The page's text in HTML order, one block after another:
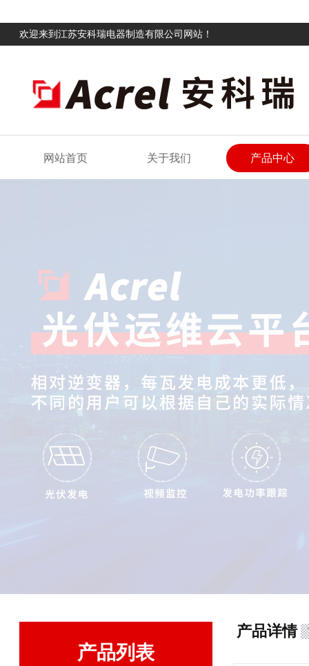
欢迎来到江苏安科瑞电器制造有限公司网站！
网站首页 关于我们 产品中心
产品列表
产品详情